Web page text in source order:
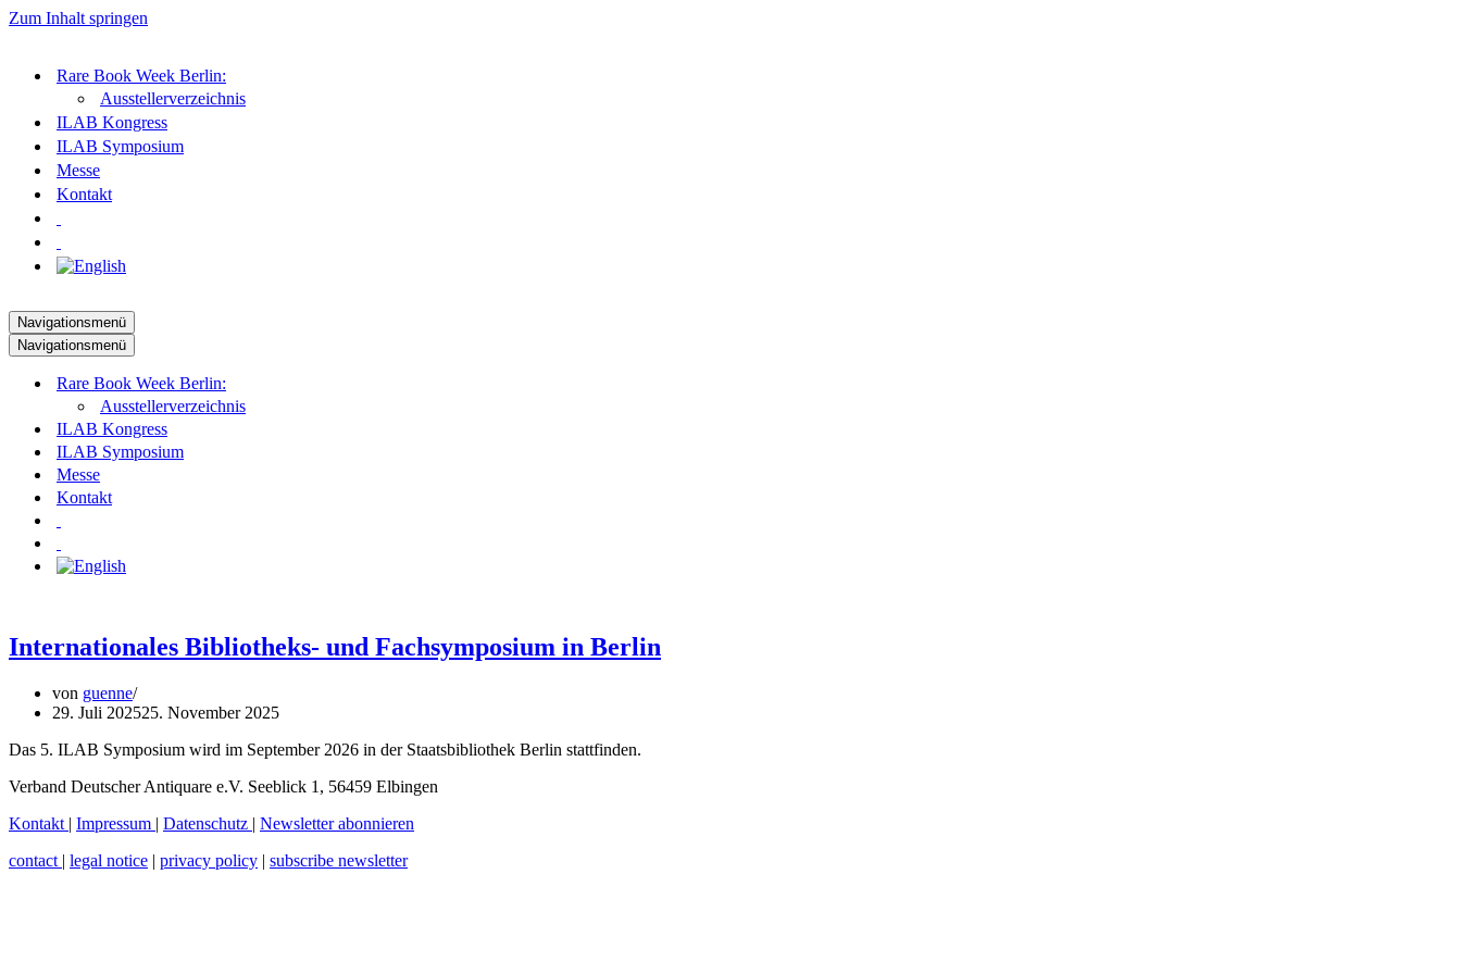
Zum Inhalt springen
Rare Book Week Berlin:
Ausstellerverzeichnis
ILAB Kongress
ILAB Symposium
Messe
Kontakt
Navigationsmenü
Navigationsmenü
Rare Book Week Berlin:
Ausstellerverzeichnis
ILAB Kongress
ILAB Symposium
Messe
Kontakt
Internationales Bibliotheks- und Fachsymposium in Berlin
von guenne
29. Juli 202525. November 2025
Das 5. ILAB Symposium wird im September 2026 in der Staatsbibliothek Berlin stattfinden.
Verband Deutscher Antiquare e.V. Seeblick 1, 56459 Elbingen
Kontakt | Impressum | Datenschutz | Newsletter abonnieren
contact | legal notice | privacy policy | subscribe newsletter